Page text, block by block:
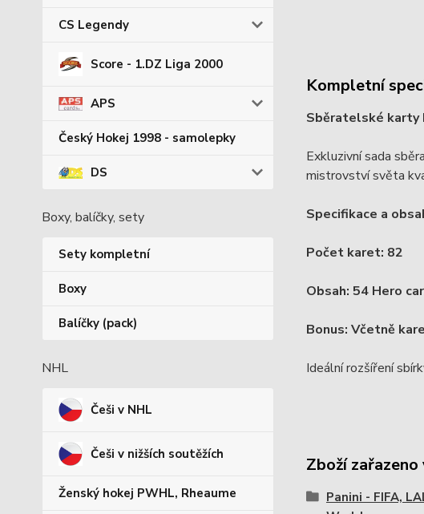
CS Legendy
Score - 1.DZ Liga 2000
APS
Český Hokej 1998 - samolepky
DS
Boxy, balíčky, sety
Sety kompletní
Boxy
Balíčky (pack)
NHL
Češi v NHL
Češi v nižších soutěžích
Ženský hokej PWHL, Rheaume
Kompletní
Sběratelské karty
Exkluzivní sada
mistrovství světa
Specifikace a
Počet karet: 82
Obsah: 54 Hero
Bonus: Včetně
Ideální rozšíření
Zboží
Panini - FIFA,